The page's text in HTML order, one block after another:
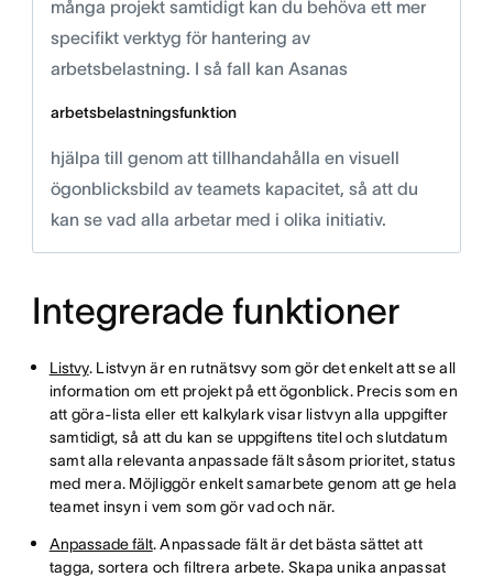
många projekt samtidigt kan du behöva ett mer
specifikt verktyg för hantering av
arbetsbelastning. I så fall kan Asanas
arbetsbelastningsfunktion
hjälpa till genom att tillhandahålla en visuell
ögonblicksbild av teamets kapacitet, så att du
kan se vad alla arbetar med i olika initiativ.
Integrerade funktioner
Listvy. Listvyn är en rutnätsvy som gör det enkelt att se all
information om ett projekt på ett ögonblick. Precis som en
att göra-lista eller ett kalkylark visar listvyn alla uppgifter
samtidigt, så att du kan se uppgiftens titel och slutdatum
samt alla relevanta anpassade fält såsom prioritet, status
med mera. Möjliggör enkelt samarbete genom att ge hela
teamet insyn i vem som gör vad och när.
Anpassade fält. Anpassade fält är det bästa sättet att
tagga, sortera och filtrera arbete. Skapa unika anpassat